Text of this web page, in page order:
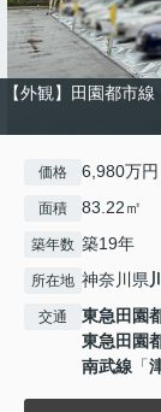
【外観】田園都市
価格 6,980万円
面積 83.22㎡
築年数 築19年
所在地 神奈川県
交通 東急田園
東急田園
南武線 「